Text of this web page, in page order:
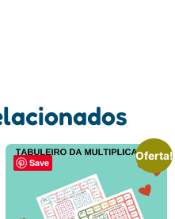
Save
Oferta!